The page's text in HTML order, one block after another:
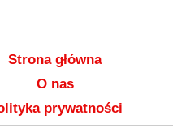
Strona główna
O nas
prywatności